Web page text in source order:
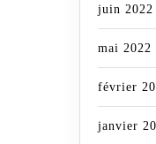
juin 2022
mai 2022
février
janvier